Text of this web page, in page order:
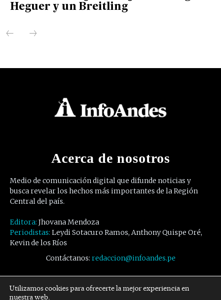
Heguer y un Breitling
Acerca de nosotros
Medio de comunicación digital que difunde noticias y
busca revelar los hechos más importantes de la Región
Central del país.
Editora: Jhovana Mendoza
Periodistas: Leydi Sotacuro Ramos, Anthony Quispe Oré,
Kevin de los Ríos
Contáctanos: redaccion@infoandes.pe
Síguenos
Utilizamos cookies para ofrecerte la mejor experiencia en
nuestra web.